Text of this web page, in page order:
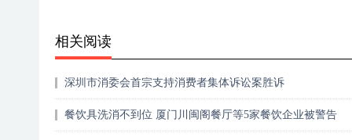
相关阅读
深圳市消委会首宗支持消费者集体诉讼案胜诉
餐饮具洗消不到位 厦门川闽阁餐厅等5家餐饮企业被警告